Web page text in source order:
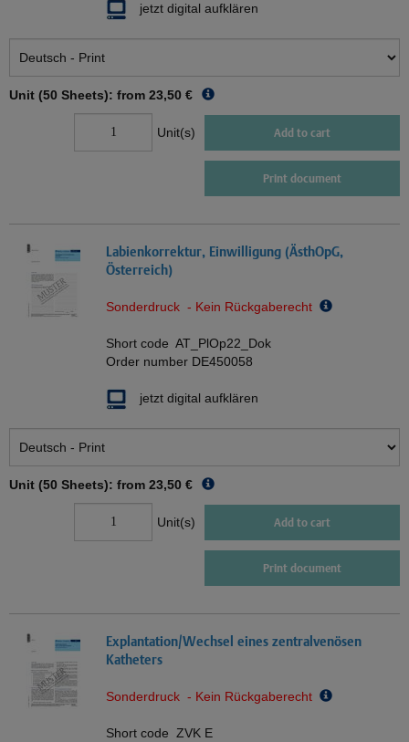
jetzt digital aufklären
Unit (50 Sheets): from 23,50 €
Unit(s) Add to cart
Print document
Labienkorrektur, Einwilligung (ÄsthOpG,
Österreich)
Sonderdruck - Kein Rückgaberecht
Short code AT_PlOp22_Dok
Order number DE450058
jetzt digital aufklären
Unit (50 Sheets): from 23,50 €
Unit(s) Add to cart
Print document
Explantation/Wechsel eines zentralvenösen
Katheters
Sonderdruck - Kein Rückgaberecht
Short code ZVK E